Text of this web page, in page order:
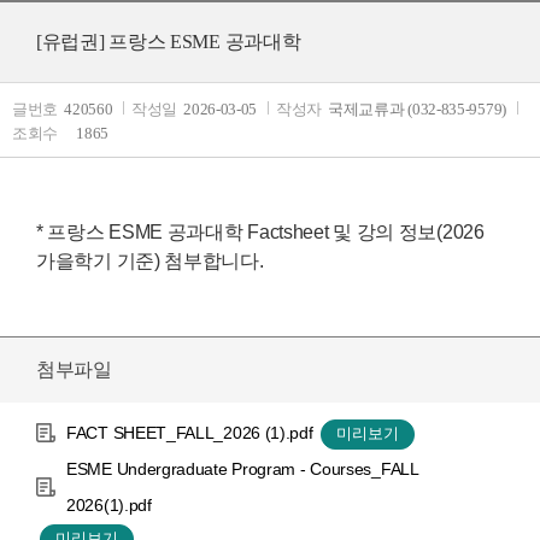
[유럽권] 프랑스 ESME 공과대학
글번호 420560 작성일 2026-03-05 작성자 국제교류과 (032-835-9579)
조회수
1865
* 프랑스 ESME 공과대학 Factsheet 및 강의 정보(2026
가을학기 기준) 첨부합니다.
첨부파일
FACT SHEET_FALL_2026 (1).pdf
ESME Undergraduate Program - Courses_FALL
2026(1).pdf